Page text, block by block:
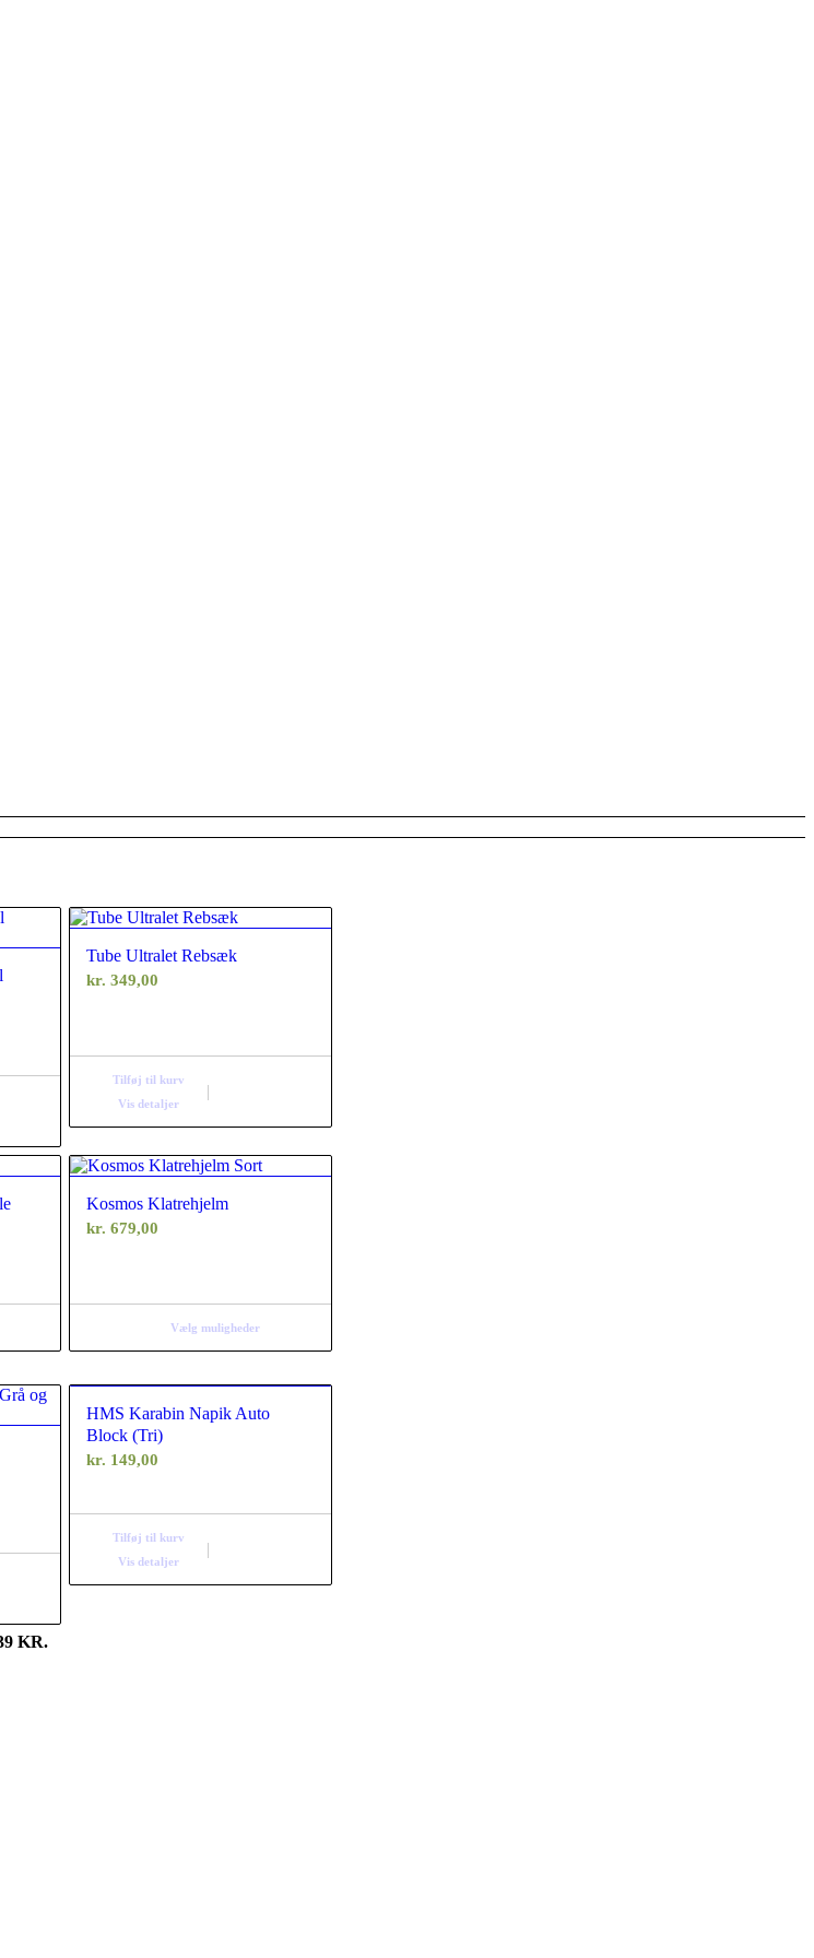
Tube Ultralet Rebsæk
kr. 349,00
Tilføj til kurv
Vis detaljer
Kosmos Klatrehjelm
kr. 679,00
Vælg muligheder
HMS Karabin Napik Auto
Block (Tri)
kr. 149,00
Tilføj til kurv
Vis detaljer
KR.